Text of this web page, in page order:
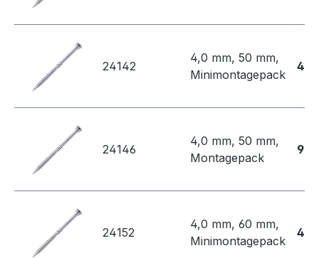
24142
4,0 mm, 50 mm,
Minimontagepack
24146
4,0 mm, 50 mm,
Montagepack
24152
4,0 mm, 60 mm,
Minimontagepack